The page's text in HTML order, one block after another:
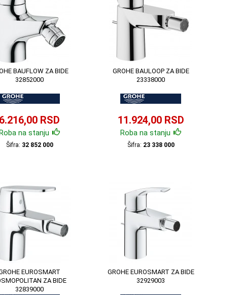
BAUFLOW ZA BIDE
32852000
6.216,00 RSD
na stanju
Šifra: 32 852 000
GROHE BAULOOP ZA BIDE
23338000
11.924,00 RSD
Roba na stanju
Šifra: 23 338 000
EUROSMART
ZA BIDE
32839000
GROHE EUROSMART ZA BIDE
32929003